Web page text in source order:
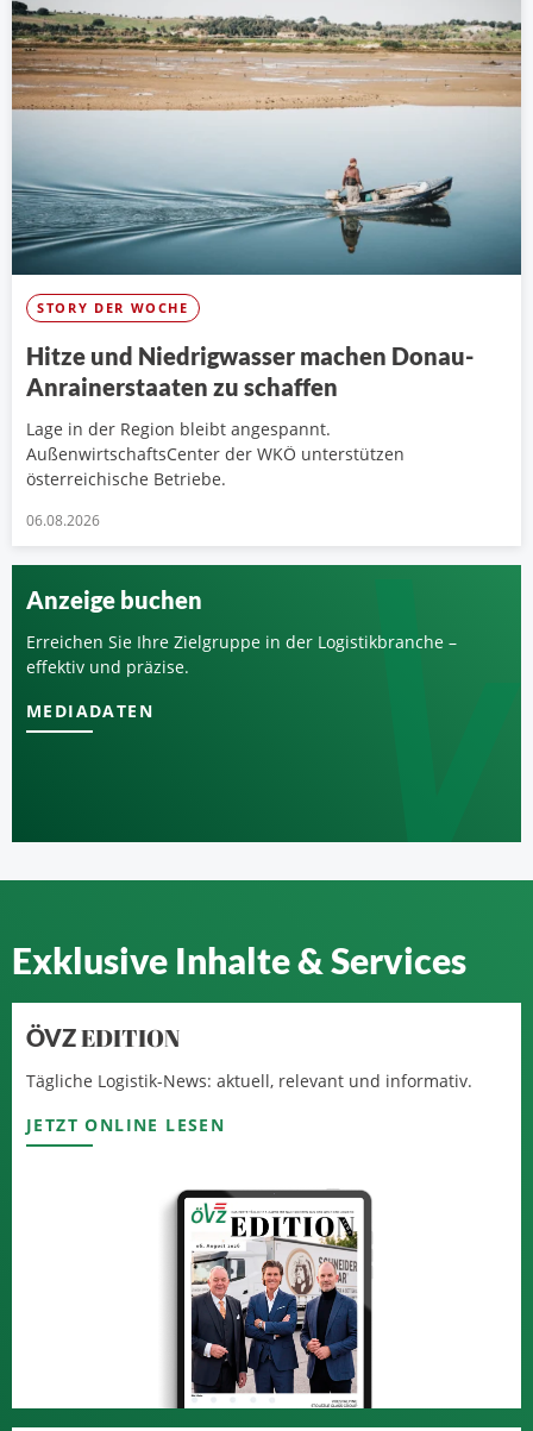
STORY DER WOCHE
Hitze und Niedrigwasser machen Donau-
Anrainerstaaten zu schaffen
Lage in der Region bleibt angespannt.
AußenwirtschaftsCenter der WKÖ unterstützen
österreichische Betriebe.
06.08.2026
Anzeige buchen
Erreichen Sie Ihre Zielgruppe in der Logistikbranche –
effektiv und präzise.
MEDIADATEN
Exklusive Inhalte & Services
ÖVZEDITION
Tägliche Logistik-News: aktuell, relevant und informativ.
JETZT ONLINE LESEN